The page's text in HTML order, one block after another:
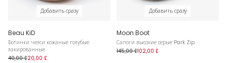
Добавить сразу
Beau KiD
Ботинки челси кожаные голубые
лакированные
40,00 £20,00 £
Добавить сразу
Moon Boot
Сапоги высокие серые Park Zip
145,00 £102,00 £